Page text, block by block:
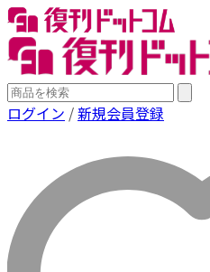
ログイン /新規会員登録